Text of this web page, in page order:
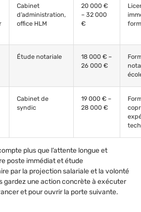
Cabinet
d’administration,
office HLM
20 000 €
– 32 000
€
Étude notariale
18 000 € –
26 000 €
Cabinet de
syndic
19 000 € –
28 000 €
plus que l’attente longue et
poste immédiat et étude
par la projection salariale et la volonté
gardez une action concrète à exécuter
et pour ouvrir la porte suivante.